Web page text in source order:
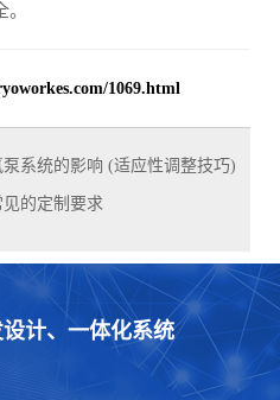
1069.html
系统的影响 (适应性调整技巧)
的定制要求
计、一体化系统